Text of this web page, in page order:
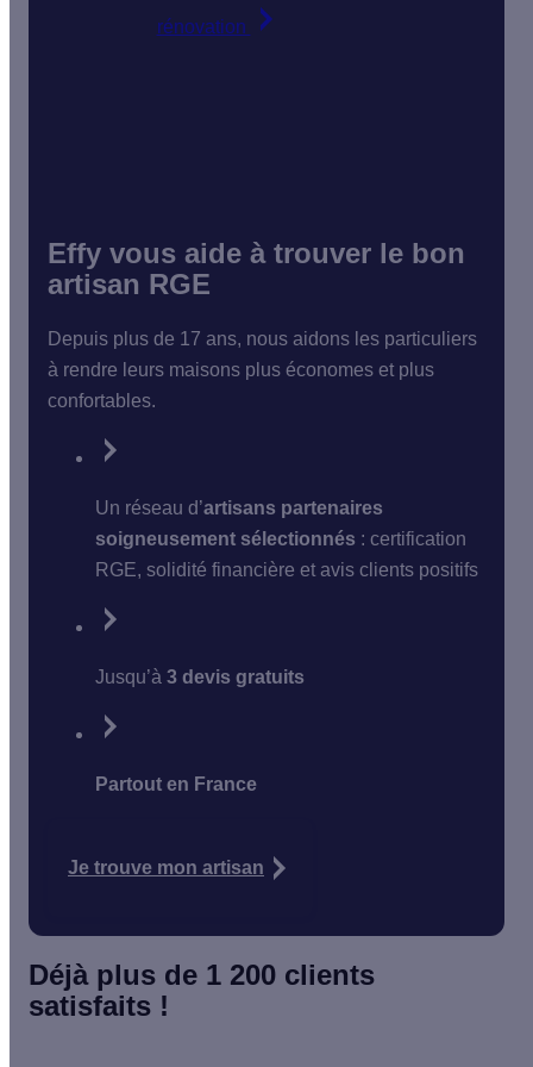
rénovation
Effy vous aide à trouver le bon
artisan RGE
Depuis plus de 17 ans, nous aidons les particuliers
à rendre leurs maisons plus économes et plus
confortables.
Un réseau d’artisans partenaires
soigneusement sélectionnés : certification
RGE, solidité financière et avis clients positifs
Jusqu’à 3 devis gratuits
Partout en France
Je trouve mon artisan
Déjà plus de 1 200 clients
satisfaits !